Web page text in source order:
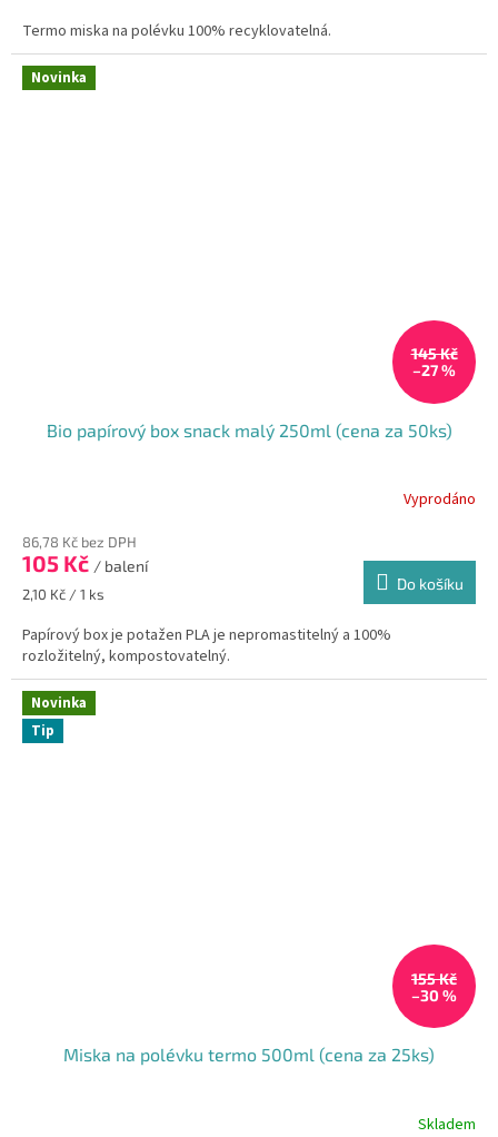
Termo miska na polévku 100% recyklovatelná.
Novinka
145 Kč
–27 %
Bio papírový box snack malý 250ml (cena za 50ks)
Vyprodáno
86,78 Kč bez DPH
105 Kč / balení
Měrná
2,10 Kč / 1 ks
Do košíku
Papírový box je potažen PLA je nepromastitelný a 100%
rozložitelný, kompostovatelný.
Novinka
Tip
155 Kč
–30 %
Miska na polévku termo 500ml (cena za 25ks)
Skladem